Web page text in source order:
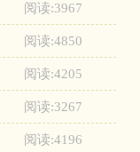
阅读:3967
阅读:4850
阅读:4205
阅读:3267
阅读:4196